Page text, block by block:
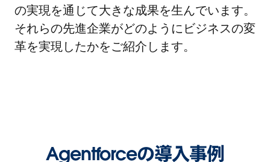
の実現を通じて大きな成果を生んでいます。
それらの先進企業がどのようにビジネスの変
革を実現したかをご紹介します。
Agentforceの導入事例